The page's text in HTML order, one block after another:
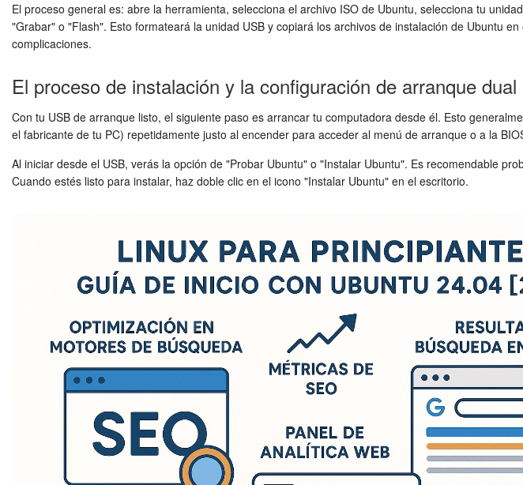
El proceso general es: abre la herramienta, selecciona el archivo ISO de Ubuntu, selecciona tu
"Grabar" o "Flash". Esto formateará la unidad USB y copiará los archivos de instalación de Ubuntu
complicaciones.
El proceso de instalación y la configuración de arranque
Con tu USB de arranque listo, el siguiente paso es arrancar tu computadora desde él. Esto
el fabricante de tu PC) repetidamente justo al encender para acceder al menú de arranque o a la
Al iniciar desde el USB, verás la opción de "Probar Ubuntu" o "Instalar Ubuntu". Es recomendable
Cuando estés listo para instalar, haz doble clic en el icono "Instalar Ubuntu" en el escritorio.